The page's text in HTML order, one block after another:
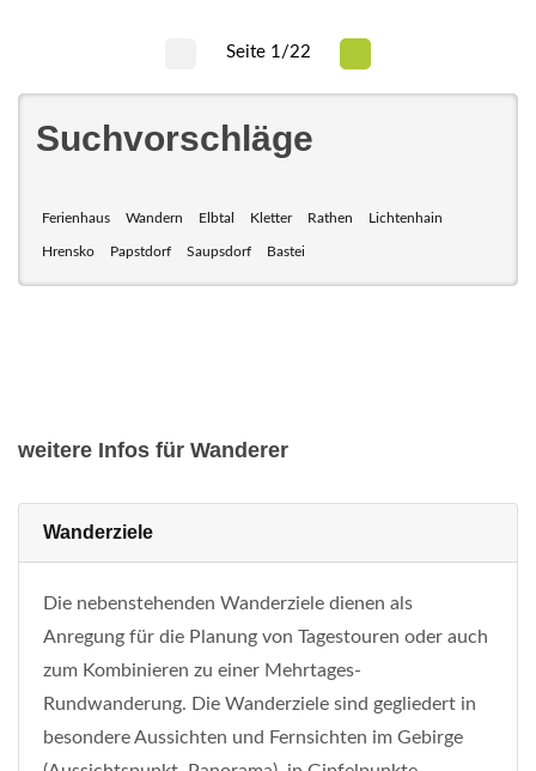
Seite 1/22
Suchvorschläge
Ferienhaus Wandern Elbtal Kletter Rathen Lichtenhain
Hrensko Papstdorf Saupsdorf Bastei
weitere Infos für Wanderer
Wanderziele
Die nebenstehenden Wanderziele dienen als
Anregung für die Planung von Tagestouren oder auch
zum Kombinieren zu einer Mehrtages-
Rundwanderung. Die Wanderziele sind gegliedert in
besondere Aussichten und Fernsichten im Gebirge